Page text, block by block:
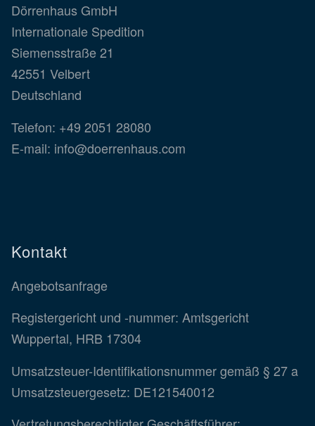
Dörrenhaus GmbH
Internationale Spedition
Siemensstraße 21
42551 Velbert
Deutschland
Telefon: +49 2051 28080
E-mail: info@doerrenhaus.com
Kontakt
Angebotsanfrage
Registergericht und -nummer: Amtsgericht
Wuppertal, HRB 17304
Umsatzsteuer-Identifikationsnummer gemäß § 27 a
Umsatzsteuergesetz: DE121540012